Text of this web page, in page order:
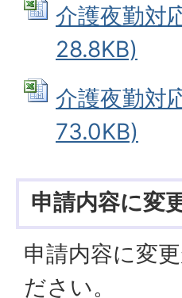
介護夜勤対
28.8KB)
介護夜勤対
73.0KB)
申請内容に変
申請内容に変
ださい。